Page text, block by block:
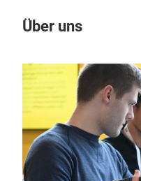
Über uns